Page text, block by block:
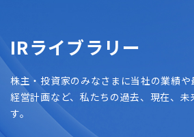
IRライブラリー
株主・投資家のみなさまに当社の業績
経営計画など、私たちの過去、現在、未
す。